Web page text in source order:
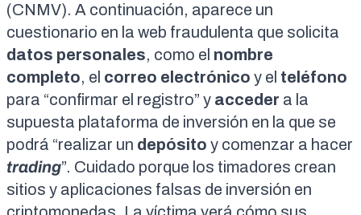
(CNMV). A continuación, aparece un
cuestionario en la web fraudulenta que solicita
datos personales, como el nombre
completo, el correo electrónico y el teléfono
para “confirmar el registro” y acceder a la
supuesta plataforma de inversión en la que se
podrá “realizar un depósito y comenzar a hacer
trading”. Cuidado porque los timadores crean
sitios y aplicaciones falsas de inversión en